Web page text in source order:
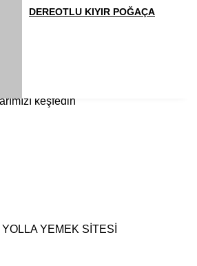
DEREOTLU KIYIR POĞAÇA
keşfedin